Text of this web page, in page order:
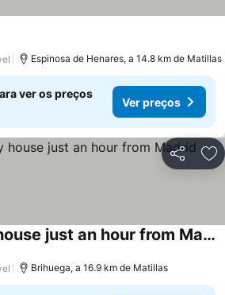
Espinosa de Henares, a 14.8 km de Matillas
ver os preços
Ver preços
Partilhar
Superb country house just an hour from Madrid
Brihuega, a 16.9 km de Matillas